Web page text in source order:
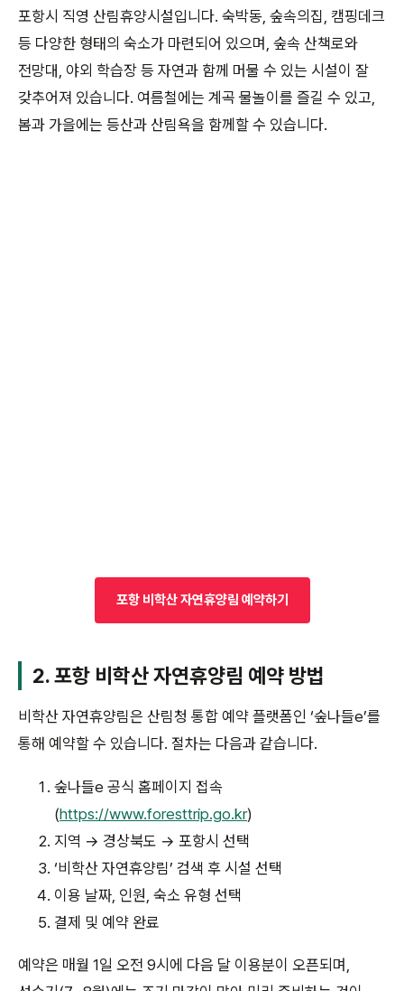
포항시 직영 산림휴양시설입니다. 숙박동, 숲속의집, 캠핑데크
등 다양한 형태의 숙소가 마련되어 있으며, 숲속 산책로와
전망대, 야외 학습장 등 자연과 함께 머물 수 있는 시설이 잘
갖추어져 있습니다. 여름철에는 계곡 물놀이를 즐길 수 있고,
봄과 가을에는 등산과 산림욕을 함께할 수 있습니다.
포항 비학산 자연휴양림 예약하기
2.포항 비학산 자연휴양림 예약 방법
비학산 자연휴양림은 산림청 통합 예약 플랫폼인 ‘숲나들e’를
통해 예약할 수 있습니다. 절차는 다음과 같습니다.
숲나들e 공식 홈페이지 접속
(https://www.foresttrip.go.kr)
지역 → 경상북도 → 포항시 선택
‘비학산 자연휴양림’ 검색 후 시설 선택
이용 날짜, 인원, 숙소 유형 선택
결제 및 예약 완료
예약은 매월 1일 오전 9시에 다음 달 이용분이 오픈되며,